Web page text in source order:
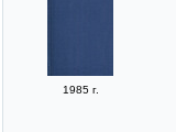
1985 г.